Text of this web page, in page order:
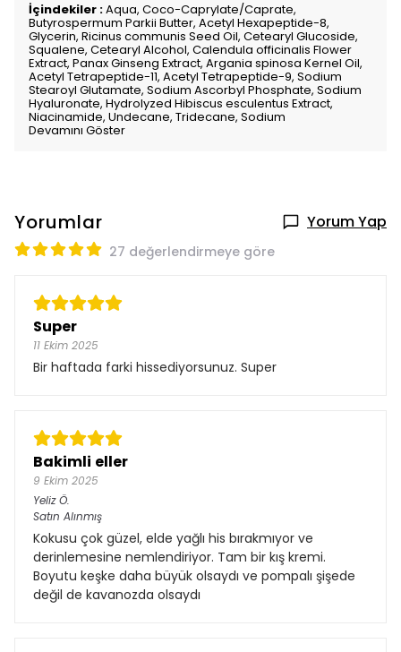
İçindekiler :Aqua, Coco-Caprylate/Caprate,
Butyrospermum Parkii Butter, Acetyl Hexapeptide-8,
Glycerin, Ricinus communis Seed Oil, Cetearyl Glucoside,
Squalene, Cetearyl Alcohol, Calendula officinalis Flower
Extract, Panax Ginseng Extract, Argania spinosa Kernel Oil,
Acetyl Tetrapeptide-11, Acetyl Tetrapeptide-9, Sodium
Stearoyl Glutamate, Sodium Ascorbyl Phosphate, Sodium
Hyaluronate, Hydrolyzed Hibiscus esculentus Extract,
Niacinamide, Undecane, Tridecane, Sodium
Devamını Göster
Yorumlar Yorum Yap
27 değerlendirmeye göre
Super
11 Ekim 2025
Bir haftada farki hissediyorsunuz. Super
Bakimli eller
9 Ekim 2025
Yeliz Ö.
Satın Alınmış
Kokusu çok güzel, elde yağlı his bırakmıyor ve
derinlemesine nemlendiriyor. Tam bir kış kremi.
Boyutu keşke daha büyük olsaydı ve pompalı şişede
değil de kavanozda olsaydı